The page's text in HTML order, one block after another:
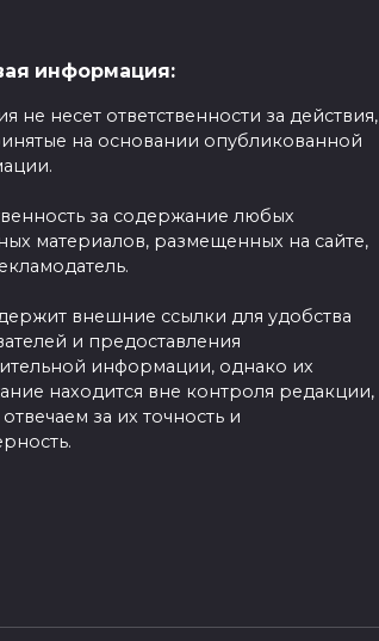
информация:
не несет ответственности за действия,
на основании опубликованной
за содержание любых
материалов, размещенных на сайте,
внешние ссылки для удобства
и предоставления
информации, однако их
находится вне контроля редакции,
за их точность и